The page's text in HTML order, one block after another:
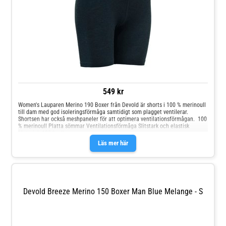
549 kr
Läs mer här
Women's Lauparen Merino 190 Boxer från Devold är shorts i 100 % merinoull
till dam med god isoleringsförmåga samtidigt som plagget ventilerar.
Shortsen har också meshpaneler för att optimera ventilationsförmågan. 100
% merinoull Platta sömmar Ventilationsförmåga Slitstark och elastisk
Devold Breeze Merino 150 Boxer Man Blue Melange - S